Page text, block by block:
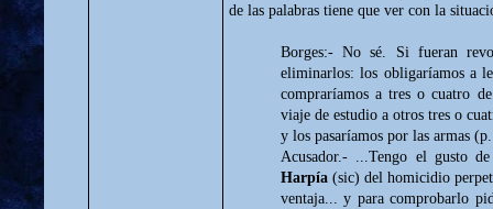
de las palabras tiene que ver con la
Borges:- No sé. Si fueran
eliminarlos: los obligaríamos a
compraríamos a tres o cuatro
viaje de estudio a otros tres o
y los pasaríamos por las armas
Acusador.- ...Tengo el gusto
Harpía(sic) del homicidio
ventaja... y para comprobarlo